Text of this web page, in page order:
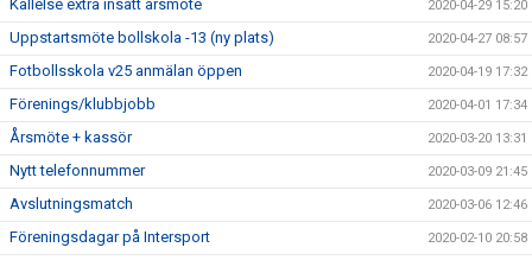
Kallelse extra insatt årsmöte 2020-04-29 15:20
Uppstartsmöte bollskola -13 (ny plats) 2020-04-27 08:57
Fotbollsskola v25 anmälan öppen 2020-04-19 17:32
Förenings/klubbjobb 2020-04-01 17:34
Årsmöte + kassör 2020-03-20 13:31
Nytt telefonnummer 2020-03-09 21:45
Avslutningsmatch 2020-03-06 12:46
Föreningsdagar på Intersport 2020-02-10 20:58